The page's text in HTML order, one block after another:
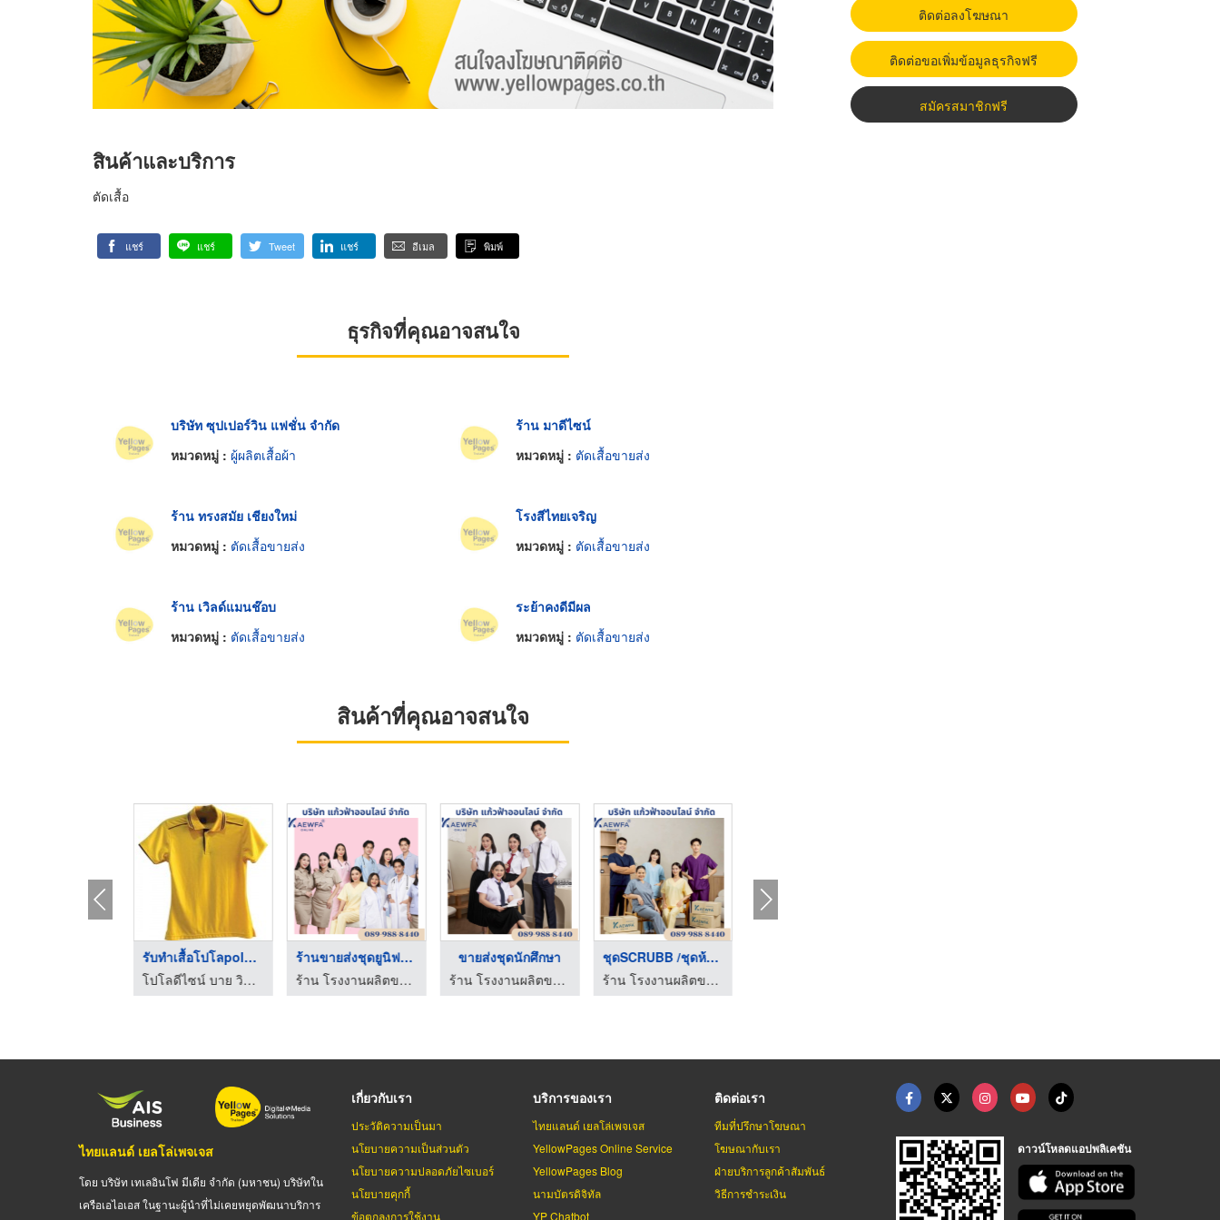
สินค้าและบริการ
ตัดเสื้อ
แชร์ แชร์ Tweet แชร์ อีเมล พิมพ์
ธุรกิจที่คุณอาจสนใจ
บริษัท ซุปเปอร์วิน แฟชั่น จำกัด
หมวดหมู่ : ผู้ผลิตเสื้อผ้า
ร้าน มาดีไซน์
หมวดหมู่ : ตัดเสื้อขายส่ง
ร้าน ทรงสมัย เชียงใหม่
หมวดหมู่ : ตัดเสื้อขายส่ง
โรงสีไทยเจริญ
หมวดหมู่ : ตัดเสื้อขายส่ง
ร้าน เวิลด์แมนช๊อบ
หมวดหมู่ : ตัดเสื้อขายส่ง
ระย้าคงดีมีผล
หมวดหมู่ : ตัดเสื้อขายส่ง
สินค้าที่คุณอาจสนใจ
รับทำเสื้อโปโลpolo,t ...
โปโลดีไซน์ บาย วิคเตอร์
ร้านขายส่งชุดยูนิฟอร ...
ร้าน โรงงานผลิตขายส่งชุดยูนิฟอร์ม - แก้วฟ้าออนไลน์ โบ๊เบ๊
ขายส่งชุดนักศึกษา
ร้าน โรงงานผลิตขายส่งชุดยูนิฟอร์ม - แก้วฟ้าออนไลน์ โบ๊เบ๊
ชุดSCRUBB /ชุดห้องผ่ ...
ร้าน โรงงานผลิตขายส่งชุดยูนิฟอร์ม - แก้วฟ้าออนไลน์ โบ๊เบ๊
ติดต่อลงโฆษณา
ติดต่อขอเพิ่มข้อมูลธุรกิจฟรี
สมัครสมาชิกฟรี
ไทยแลนด์ เยลโล่เพจเจส
โดย บริษัท เทเลอินโฟ มีเดีย จำกัด (มหาชน) บริษัทใน
เครือเอไอเอส ในฐานะผู้นำที่ไม่เคยหยุดพัฒนาบริการ
เกี่ยวกับเรา
ประวัติความเป็นมา
นโยบายความเป็นส่วนตัว
นโยบายความปลอดภัยไซเบอร์
นโยบายคุกกี้
ข้อตกลงการใช้งาน
บริการของเรา
ไทยแลนด์ เยลโล่เพจเจส
YellowPages Online Service
YellowPages Blog
นามบัตรดิจิทัล
YP Chatbot
ติดต่อเรา
ทีมที่ปรึกษาโฆษณา
โฆษณากับเรา
ฝ่ายบริการลูกค้าสัมพันธ์
วิธีการชำระเงิน
ดาวน์โหลดแอปพลิเคชัน